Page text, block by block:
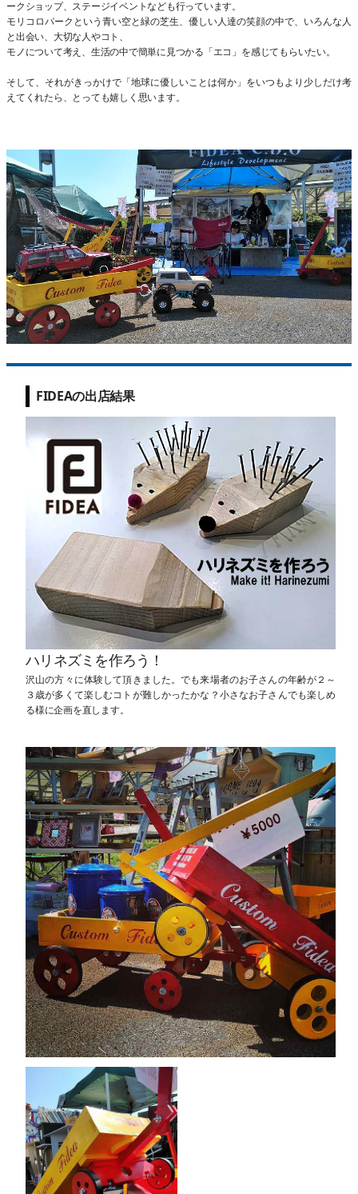
ークショップ、ステージイベントなども行っています。
モリコロパークという青い空と緑の芝生、優しい人達の笑顔の中で、いろんな人
と出会い、大切な人やコト、
モノについて考え、生活の中で簡単に見つかる「エコ」を感じてもらいたい。
そして、それがきっかけで「地球に優しいことは何か」をいつもより少しだけ考
えてくれたら、とっても嬉しく思います。
FIDEAの出店結果
ハリネズミを作ろう！
沢山の方々に体験して頂きました。でも来場者のお子さんの年齢が２～
３歳が多くて楽しむコトが難しかったかな？小さなお子さんでも楽しめ
る様に企画を直します。